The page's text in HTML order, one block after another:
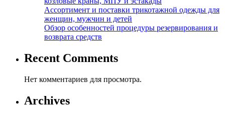
Ассортимент и поставки трикотажной одежды для
женщин, мужчин и детей
Обзор особенностей процедуры резервирования и
возврата средств
Recent Comments
Нет комментариев для просмотра.
Archives